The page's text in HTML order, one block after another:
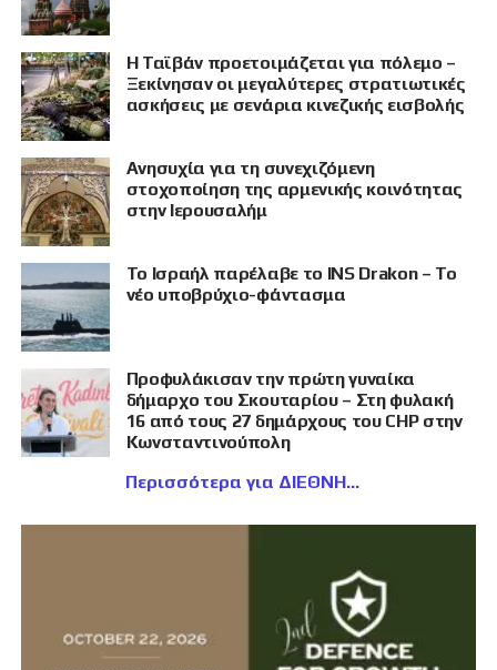
Η Ταϊβάν προετοιμάζεται για πόλεμο –
Ξεκίνησαν οι μεγαλύτερες στρατιωτικές
ασκήσεις με σενάρια κινεζικής εισβολής
Ανησυχία για τη συνεχιζόμενη
στοχοποίηση της αρμενικής κοινότητας
στην Ιερουσαλήμ
Το Ισραήλ παρέλαβε το INS Drakon – Το
νέο υποβρύχιο-φάντασμα
Προφυλάκισαν την πρώτη γυναίκα
δήμαρχο του Σκουταρίου – Στη φυλακή
16 από τους 27 δημάρχους του CHP στην
Κωνσταντινούπολη
Περισσότερα για ΔΙΕΘΝΗ